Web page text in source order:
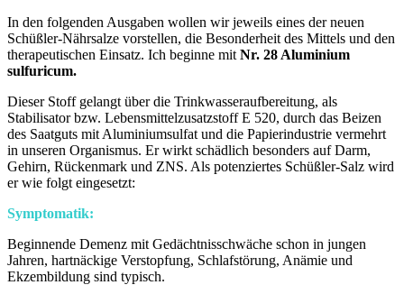
In den folgenden Ausgaben wollen wir jeweils eines der neuen
Schüßler-Nährsalze vorstellen, die Besonderheit des Mittels und den
therapeutischen Einsatz. Ich beginne mit Nr. 28 Aluminium
sulfuricum.
Dieser Stoff gelangt über die Trinkwasseraufbereitung, als
Stabilisator bzw. Lebensmittelzusatzstoff E 520, durch das Beizen
des Saatguts mit Aluminiumsulfat und die Papierindustrie vermehrt
in unseren Organismus. Er wirkt schädlich besonders auf Darm,
Gehirn, Rückenmark und ZNS. Als potenziertes Schüßler-Salz wird
er wie folgt eingesetzt:
Symptomatik:
Beginnende Demenz mit Gedächtnisschwäche schon in jungen
Jahren, hartnäckige Verstopfung, Schlafstörung, Anämie und
Ekzembildung sind typisch.